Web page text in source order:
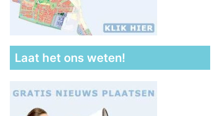
Laat het ons weten!